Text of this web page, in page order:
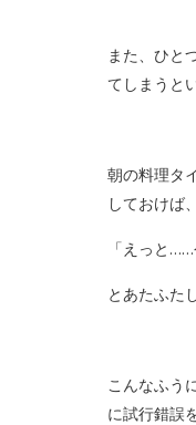
また、ひと
てしまうと
朝の料理タ
しておけば
「えっと
とあたふた
こんなふう
に試行錯誤